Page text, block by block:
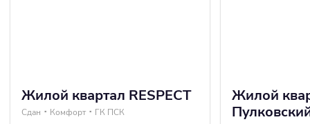
Жилой квартал RESPECT
Сдан Комфорт ГК ПСК
Жилой